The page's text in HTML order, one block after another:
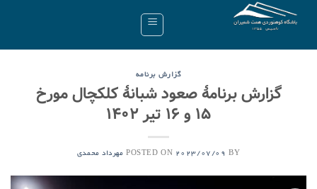
گزارش برنامه
گزارش برنامۀ صعود شبانۀ کلکچال مورخ
۱۵ و ۱۶ تیر ۱۴۰۲
POSTED ON 2023/07/09 BY مهرداد محمدی